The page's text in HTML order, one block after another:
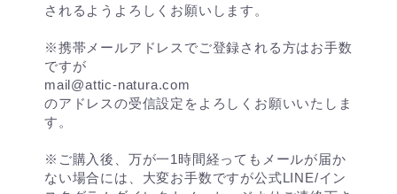
されるようよろしくお願いします。
※携帯メールアドレスでご登録される方はお手数
ですが
mail@attic-natura.com
のアドレスの受信設定をよろしくお願いいたしま
す。
※ご購入後、万が一1時間経ってもメールが届か
ない場合には、大変お手数ですが公式LINE/イン